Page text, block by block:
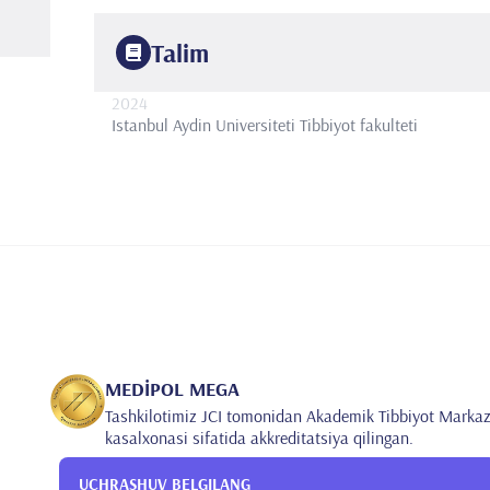
Talim
2024
Istanbul Aydin Universiteti Tibbiyot fakulteti
MEDİPOL MEGA
Tashkilotimiz JCI tomonidan Akademik Tibbiyot
kasalxonasi sifatida akkreditatsiya qilingan.
UCHRASHUV BELGILANG